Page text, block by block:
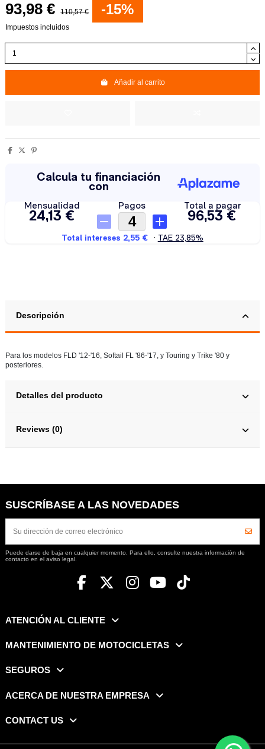
93,98 € 110,57 € -15%
Impuestos incluidos
Añadir al carrito
Descripción
Para los modelos FLD '12-'16, Softail FL '86-'17, y Touring y Trike '80 y
posteriores.
Detalles del producto
Reviews (0)
SUSCRÍBASE A LAS NOVEDADES
Puede darse de baja en cualquier momento. Para ello, consulte nuestra información de
contacto en el aviso legal.
ATENCIÓN AL CLIENTE
MANTENIMIENTO DE MOTOCICLETAS
SEGUROS
ACERCA DE NUESTRA EMPRESA
CONTACT US